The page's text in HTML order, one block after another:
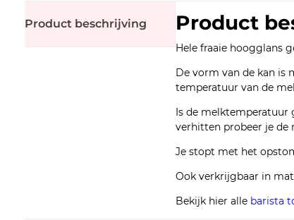
Product beschrijving Product
Hele fraaie hoogglans
De vorm van de kan is
temperatuur van de
Is de melktemperatuur
verhitten probeer je de
Je stopt met het
Ook verkrijgbaar in
Bekijk hier alle barista